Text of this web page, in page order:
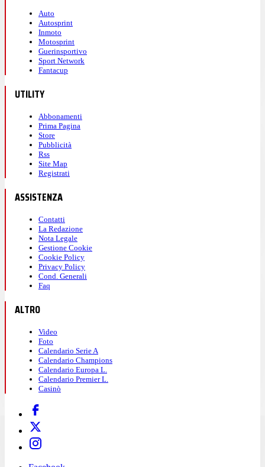
Auto
Autosprint
Inmoto
Motosprint
Guerinsportivo
Sport Network
Fantacup
UTILITY
Abbonamenti
Prima Pagina
Store
Pubblicità
Rss
Site Map
Registrati
ASSISTENZA
Contatti
La Redazione
Nota Legale
Gestione Cookie
Cookie Policy
Privacy Policy
Cond. Generali
Faq
ALTRO
Video
Foto
Calendario Serie A
Calendario Champions
Calendario Europa L.
Calendario Premier L.
Casinò